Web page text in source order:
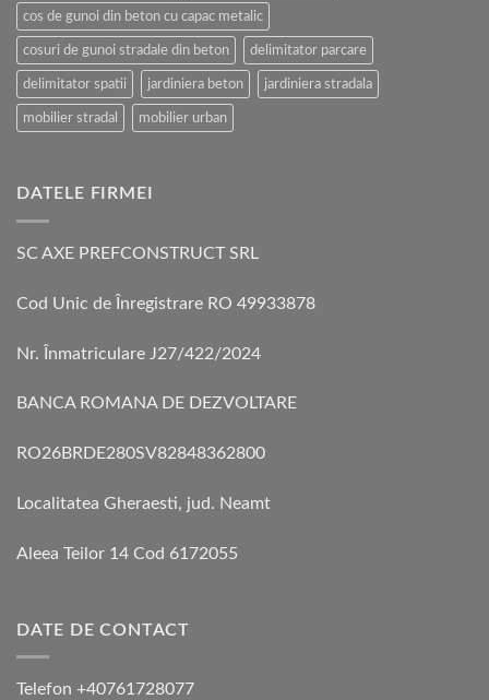
cos de gunoi din beton cu capac metalic
cosuri de gunoi stradale din beton delimitator parcare
delimitator spatii jardiniera beton jardiniera stradala
mobilier stradal mobilier urban
DATELE FIRMEI
SC AXE PREFCONSTRUCT SRL
Cod Unic de Înregistrare RO 49933878
Nr. Înmatriculare J27/422/2024
BANCA ROMANA DE DEZVOLTARE
RO26BRDE280SV82848362800
Localitatea Gheraesti, jud. Neamt
Aleea Teilor 14 Cod 6172055
DATE DE CONTACT
Telefon +40761728077